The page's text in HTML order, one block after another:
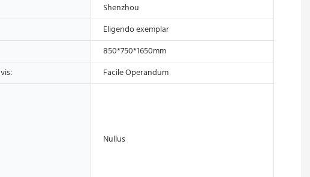
Shenzhou
Eligendo exemplar
850*750*1650mm
Facile Operandum
Nullus